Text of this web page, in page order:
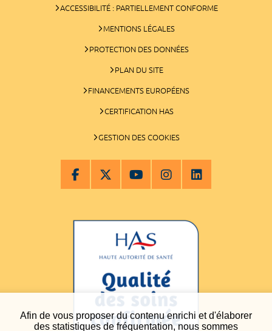
Afin de vous proposer du contenu enrichi et d'élaborer
des statistiques de fréquentation, nous sommes
ACCESSIBILITÉ : PARTIELLEMENT CONFORME
MENTIONS LÉGALES
PROTECTION DES DONNÉES
PLAN DU SITE
FINANCEMENTS EUROPÉENS
CERTIFICATION HAS
GESTION DES COOKIES